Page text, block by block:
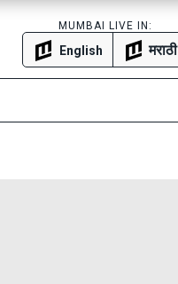
MUMBAI LIVE IN:
English मराठी